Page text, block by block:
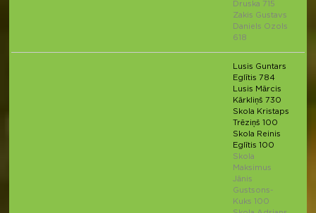
Druska 715
Zakis Gustavs
Daniels Ozols
618
Lusis Guntars
Eglītis 784
Lusis Mārcis
Kārkliņš 730
Skola Kristaps
Trēziņš 100
Skola Reinis
Eglītis 100
Skola
Maksimus
Jānis
Gustsons-
Kuks 100